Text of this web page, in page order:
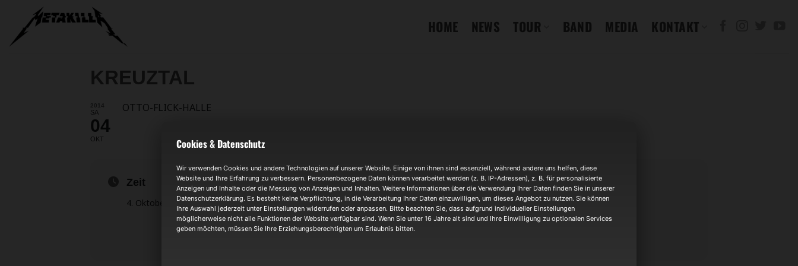
Inhalt
springen
HOME NEWS TOUR BAND MEDIA KONTAKT
KREUZTAL
SA
04
OKT
OTTO-FLICK-HALLE
Zeit
4. Oktober 20147:00
Veranstaltungsort
Otto Flick Halle
Kreuztal
Cookies & Datenschutz
Wir verwenden Cookies und andere Technologien auf unserer Website. Einige von ihnen sind essenziell, während andere uns helfen, diese
Website und Ihre Erfahrung zu verbessern. Personenbezogene Daten können verarbeitet werden (z. B. IP-Adressen), z. B. für personalisierte
Anzeigen und Inhalte oder die Messung von Anzeigen und Inhalten. Weitere Informationen über die Verwendung Ihrer Daten finden Sie in unserer
Datenschutzerklärung. Es besteht keine Verpflichtung, in die Verarbeitung Ihrer Daten einzuwilligen, um dieses Angebot zu nutzen. Sie können
Ihre Auswahl jederzeit unter Einstellungen widerrufen oder anpassen. Bitte beachten Sie, dass aufgrund individueller Einstellungen
möglicherweise nicht alle Funktionen der Website verfügbar sind. Wenn Sie unter 16 Jahre alt sind und Ihre Einwilligung zu optionalen Services
geben möchten, müssen Sie Ihre Erziehungsberechtigten um Erlaubnis bitten.